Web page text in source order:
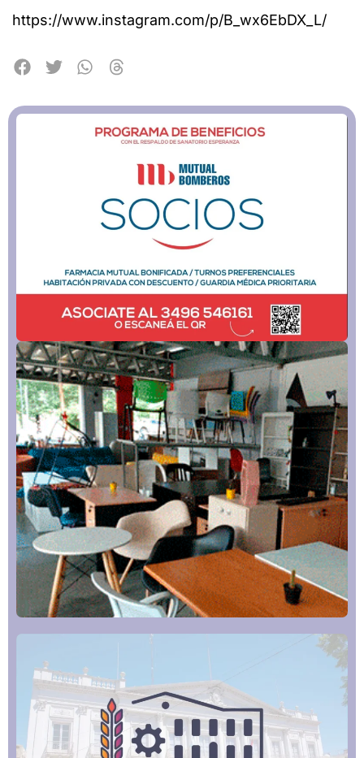
https://www.instagram.com/p/B_wx6EbDX_L/